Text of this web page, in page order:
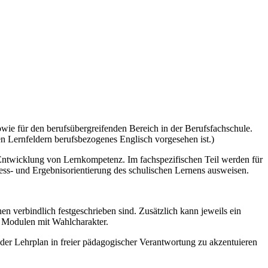
für den berufsübergreifenden Bereich in der Berufsfachschule.
Lernfeldern berufsbezogenes Englisch vorgesehen ist.)
von Lernkompetenz. Im fachspezifischen Teil werden für
und Ergebnisorientierung des schulischen Lernens ausweisen.
verbindlich festgeschrieben sind. Zusätzlich kann jeweils ein
mit Wahlcharakter.
Lehrplan in freier pädagogischer Verantwortung zu akzentuieren